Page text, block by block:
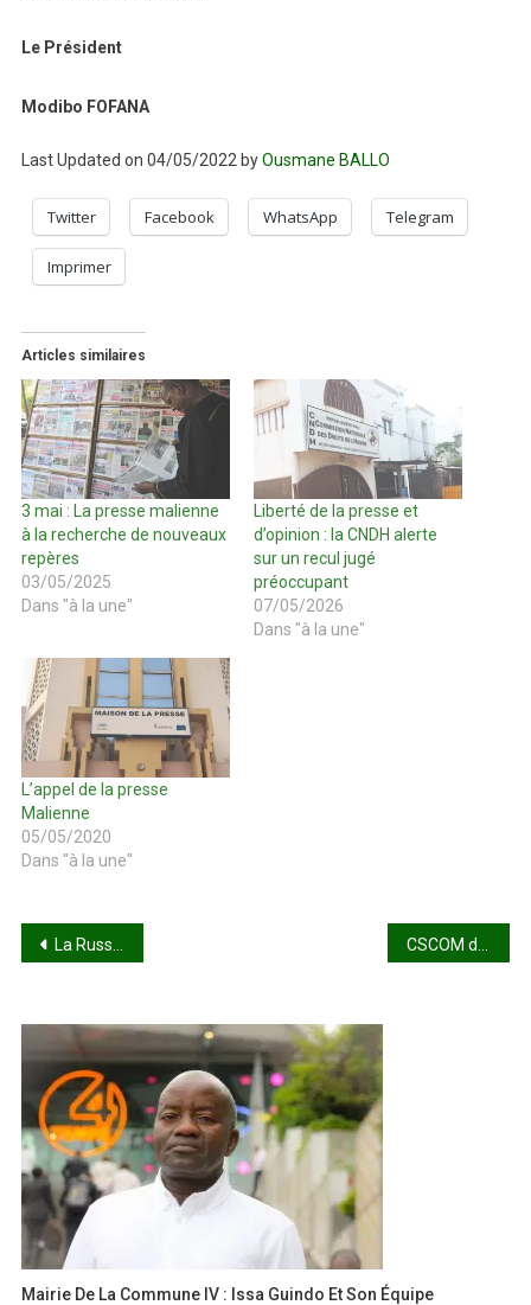
Le Président
Modibo FOFANA
Last Updated on 04/05/2022 byOusmane BALLO
Twitter Facebook WhatsApp Telegram
Imprimer
Articles similaires
3 mai : La presse malienne
à la recherche de nouveaux
repères
03/05/2025
Dans "à la une"
Liberté de la presse et
d’opinion : la CNDH alerte
sur un recul jugé
préoccupant
07/05/2026
Dans "à la une"
L’appel de la presse
Malienne
05/05/2020
Dans "à la une"
Navigation
l’article
La Russie convoque une réunion du Conseil de sécurité de l’ONU sur le Mali
Mairie De La Commune IV : Issa Guindo Et Son Équipe